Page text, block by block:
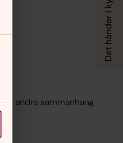
i andra sammanhang